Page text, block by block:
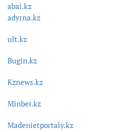
abai.kz
adyrna.kz
ult.kz
Bugin.kz
Kznews.kz
Minber.kz
Madenietportaly.kz